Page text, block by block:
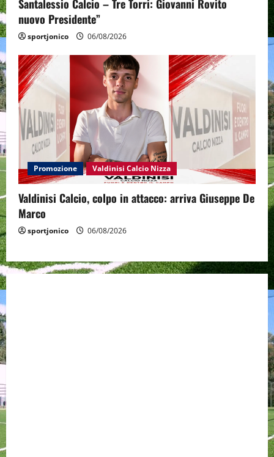
Santalessio Calcio – Tre Torri: Giovanni Rovito
nuovo Presidente”
sportjonico 06/08/2026
Promozione Valdinisi Calcio Nizza
Valdinisi Calcio, colpo in attacco: arriva Giuseppe De
Marco
sportjonico 06/08/2026